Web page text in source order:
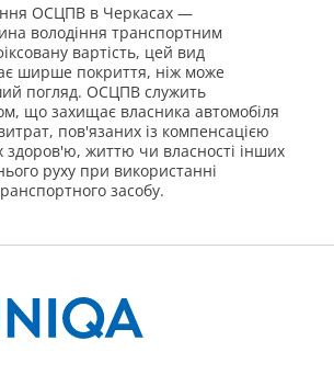
ОСЦПВ в Черкасах —
володіння транспортним
вартість, цей вид
ширше покриття, ніж може
погляд. ОСЦПВ служить
що захищає власника автомобіля
пов'язаних із компенсацією
здоров'ю, життю чи власності інших
руху при використанні
засобу.
ускладнень.